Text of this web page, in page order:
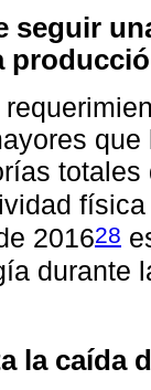
seguir
201628
durante
la caída